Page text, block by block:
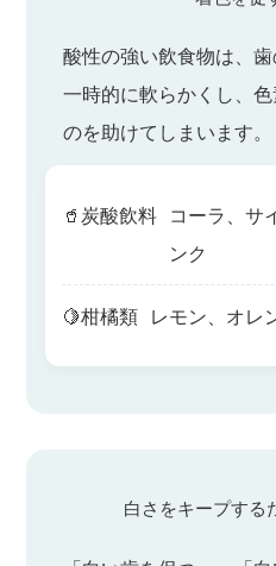
酸性の強い飲食物は、
一時的に軟らかくし、
のを助けてしまいます。
🥤炭酸飲料 コーラ、サ
ンク
🍋柑橘類 レモン、オレ
白さをキープする